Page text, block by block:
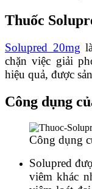
Thuốc
Solupred 20mg
chặn việc giải
hiệu quả, được
Công dụng
Công dụng
Solupred
viêm khác